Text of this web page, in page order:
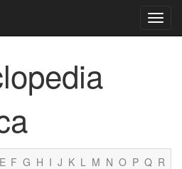
E F G H I J K L M N O P Q R